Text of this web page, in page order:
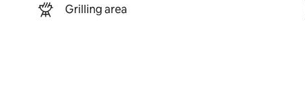
Grilling area